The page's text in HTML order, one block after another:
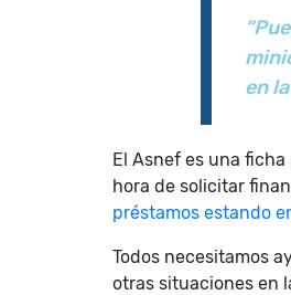
en
El Asnef es una
hora de solicitar
préstamos estando
Todos necesitamos
otras situaciones en